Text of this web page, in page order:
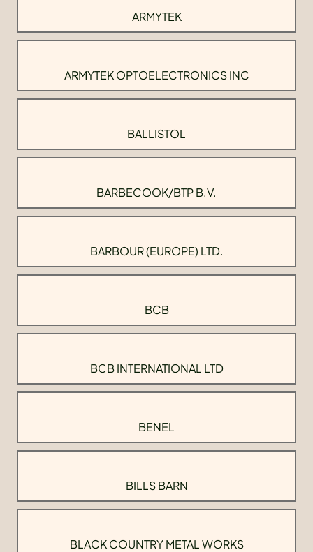
ARMYTEK
ARMYTEK OPTOELECTRONICS INC
BALLISTOL
BARBECOOK/BTP B.V.
BARBOUR (EUROPE) LTD.
BCB
BCB INTERNATIONAL LTD
BENEL
BILLS BARN
BLACK COUNTRY METAL WORKS